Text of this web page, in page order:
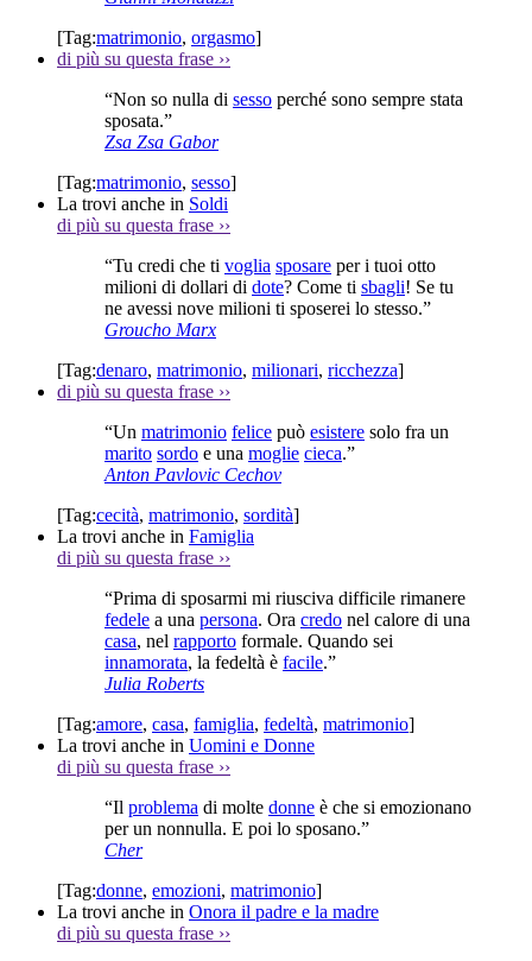
[Tag:matrimonio, orgasmo]
di più su questa frase ››
“Non so nulla di sesso perché sono sempre stata
sposata.”
Zsa Zsa Gabor
[Tag:matrimonio, sesso]
La trovi anche in Soldi
di più su questa frase ››
“Tu credi che ti voglia sposare per i tuoi otto
milioni di dollari di dote? Come ti sbagli! Se tu
ne avessi nove milioni ti sposerei lo stesso.”
Groucho Marx
[Tag:denaro, matrimonio, milionari, ricchezza]
di più su questa frase ››
“Un matrimonio felice può esistere solo fra un
marito sordo e una moglie cieca.”
Anton Pavlovic Cechov
[Tag:cecità, matrimonio, sordità]
La trovi anche in Famiglia
di più su questa frase ››
“Prima di sposarmi mi riusciva difficile rimanere
fedele a una persona. Ora credo nel calore di una
casa, nel rapporto formale. Quando sei
innamorata, la fedeltà è facile.”
Julia Roberts
[Tag:amore, casa, famiglia, fedeltà, matrimonio]
La trovi anche in Uomini e Donne
di più su questa frase ››
“Il problema di molte donne è che si emozionano
per un nonnulla. E poi lo sposano.”
Cher
[Tag:donne, emozioni, matrimonio]
La trovi anche in Onora il padre e la madre
di più su questa frase ››